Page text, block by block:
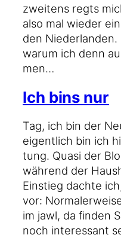
zwei­tens regts
also mal wie­der
den
war­um ich denn
men…
Ich bins nur
Tag, ich bin der
eigent­lich bin ich
tung. Qua­si der
wäh­rend der
Ein­stieg dach­te
vor:
im jawl, da fin­den
noch inter­es­sant